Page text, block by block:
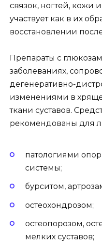
связок, ногтей, кожи
участвует как в их
восстановлении
Препараты с
заболеваниях,
дегенеративно-
изменениями в
ткани суставов.
рекомендованы для
патологиями
системы;
бурситом,
остеохондрозом;
остеопорозом,
мелких суставов;